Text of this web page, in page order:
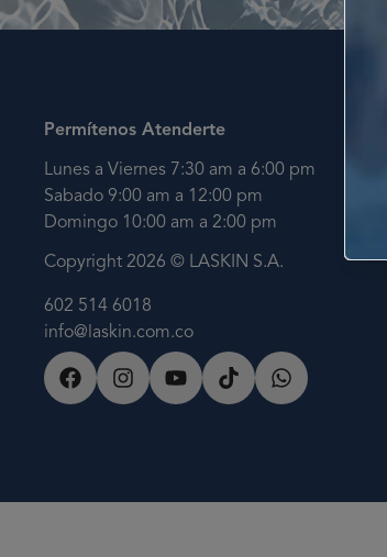
Permítenos Atenderte
Lunes a Viernes 7:30 am a 6:00 pm
Sabado 9:00 am a 12:00 pm
Domingo 10:00 am a 2:00 pm
Copyright 2026 © LASKIN S.A.
602 514 6018
info@laskin.com.co